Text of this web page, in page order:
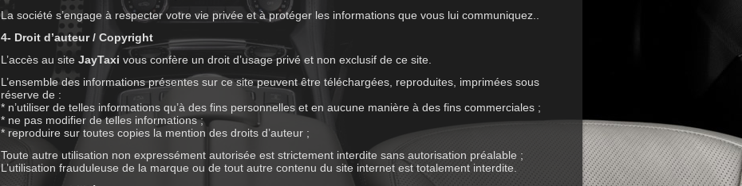
La société s’engage à respecter votre vie privée et à protéger les informations que vous lui communiquez..
4- Droit d’auteur / Copyright
L’accès au site JayTaxi vous confère un droit d’usage privé et non exclusif de ce site.
L’ensemble des informations présentes sur ce site peuvent être téléchargées, reproduites, imprimées sous
réserve de :
* n’utiliser de telles informations qu’à des fins personnelles et en aucune manière à des fins commerciales ;
* ne pas modifier de telles informations ;
* reproduire sur toutes copies la mention des droits d’auteur ;
Toute autre utilisation non expressément autorisée est strictement interdite sans autorisation préalable ;
L’utilisation frauduleuse de la marque ou de tout autre contenu du site internet est totalement interdite.